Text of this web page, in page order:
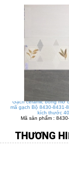
Gạch ceramic bóng mờ
mã gạch Bộ 8430-8431-
kích thước
Mã sản phẩm :
THƯƠNG